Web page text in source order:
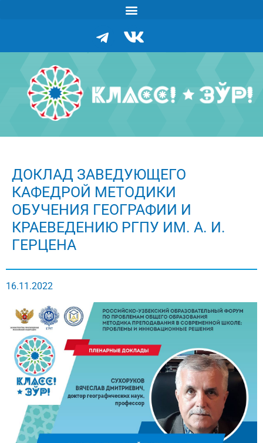
ДОКЛАД ЗАВЕДУЮЩЕГО
КАФЕДРОЙ МЕТОДИКИ
ОБУЧЕНИЯ ГЕОГРАФИИ И
КРАЕВЕДЕНИЮ РГПУ ИМ. А. И.
ГЕРЦЕНА
16.11.2022